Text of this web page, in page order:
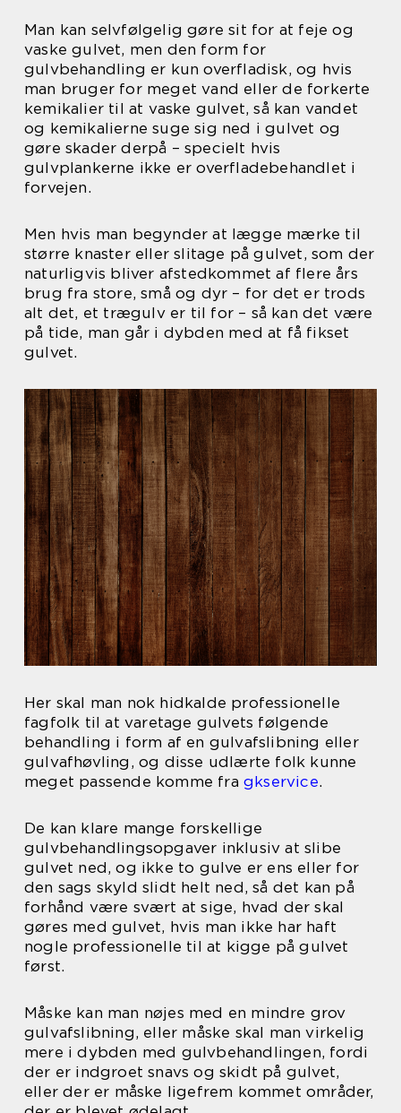
Man kan selvfølgelig gøre sit for at feje og
vaske gulvet, men den form for
gulvbehandling er kun overfladisk, og hvis
man bruger for meget vand eller de forkerte
kemikalier til at vaske gulvet, så kan vandet
og kemikalierne suge sig ned i gulvet og
gøre skader derpå – specielt hvis
gulvplankerne ikke er overfladebehandlet i
forvejen.
Men hvis man begynder at lægge mærke til
større knaster eller slitage på gulvet, som der
naturligvis bliver afstedkommet af flere års
brug fra store, små og dyr – for det er trods
alt det, et trægulv er til for – så kan det være
på tide, man går i dybden med at få fikset
gulvet.
Her skal man nok hidkalde professionelle
fagfolk til at varetage gulvets følgende
behandling i form af en gulvafslibning eller
gulvafhøvling, og disse udlærte folk kunne
meget passende komme fra gkservice.
De kan klare mange forskellige
gulvbehandlingsopgaver inklusiv at slibe
gulvet ned, og ikke to gulve er ens eller for
den sags skyld slidt helt ned, så det kan på
forhånd være svært at sige, hvad der skal
gøres med gulvet, hvis man ikke har haft
nogle professionelle til at kigge på gulvet
først.
Måske kan man nøjes med en mindre grov
gulvafslibning, eller måske skal man virkelig
mere i dybden med gulvbehandlingen, fordi
der er indgroet snavs og skidt på gulvet,
eller der er måske ligefrem kommet områder,